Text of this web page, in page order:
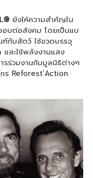
® ยังให้ความสำคัญใน
อบต่อสังคม โดยเป็นแบ
กับสัตว์ ใช้ขวดบรรจุ
ละใช้พลังงานแสง
รร่วมงานกับมูลนิธิต่างๆ
ร Reforest’Action